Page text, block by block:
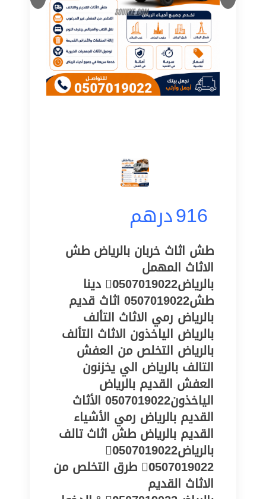
916درهم
‏طش اثاث خربان بالرياض طش
الاثاث المهمل
بالرياض0َ507019022 دينا
طش0507019022 اثاث قديم
بالرياض رمي الاثاث التألف
بالرياض الياخذون الاثاث التألف
بالرياض التخلص من العفش
التالف بالرياض الي يخزنون
العفش القديم بالرياض
الياخذون0507019022 الأثاث
القديم بالرياض رمي الأشياء
القديم بالرياض طش اثاث تالف
بالرياض0َ507019022
0َ507019022 ‏طرق التخلص من
الاثاث القديم